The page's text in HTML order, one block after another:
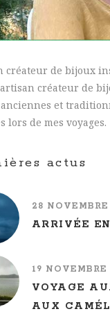
créateur de bijoux
artisan créateur de
et
lors de mes voyages.
actus
28
ARRIVÉE
19 NOVEMBRE
VOYAGE
AUX